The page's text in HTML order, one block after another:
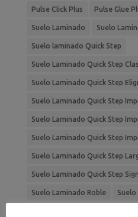
Pulse Click Plus Pulse Glue
Suelo Laminado Suelo
Suelo laminado Quick Step
Suelo Laminado Quick Step
Suelo Laminado Quick Step
Suelo Laminado Quick Step
Suelo Laminado Quick Step
Suelo Laminado Quick Step
Suelo Laminado Quick Step
Suelo Laminado Quick Step
Suelo Laminado Roble